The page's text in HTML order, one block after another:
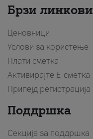
Брзи линкови
Ценовници
Услови за користење
Плати сметка
Активирајте Е-сметка
Припејд регистрација
Поддршка
Секција за поддршка